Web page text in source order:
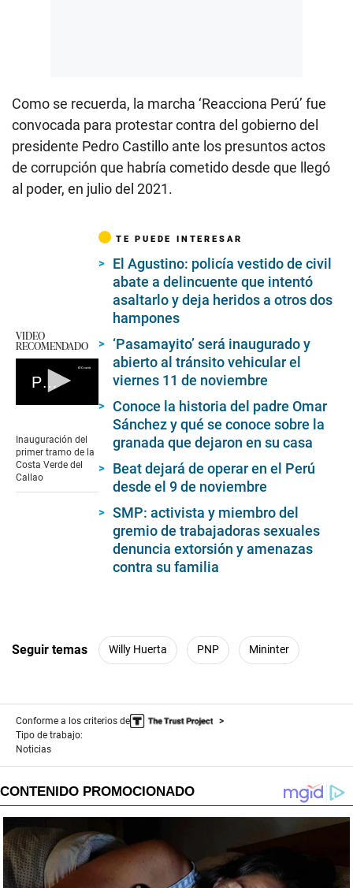
Como se recuerda, la marcha ‘Reacciona Perú’ fue
convocada para protestar contra del gobierno del
presidente Pedro Castillo ante los presuntos actos
de corrupción que habría cometido desde que llegó
al poder, en julio del 2021.
VIDEO
RECOMENDADO
Primer Tramo De La Costa Verde Callao
of
0
seconds
Inauguración del
primer tramo de la
Costa Verde del
Callao
TE PUEDE INTERESAR
El Agustino: policía vestido de civil
abate a delincuente que intentó
asaltarlo y deja heridos a otros dos
hampones
‘Pasamayito’ será inaugurado y
abierto al tránsito vehicular el
viernes 11 de noviembre
Conoce la historia del padre Omar
Sánchez y qué se conoce sobre la
granada que dejaron en su casa
Beat dejará de operar en el Perú
desde el 9 de noviembre
SMP: activista y miembro del
gremio de trabajadoras sexuales
denuncia extorsión y amenazas
contra su familia
Seguir temas Willy Huerta PNP Mininter
Conforme a los criterios de
Tipo de trabajo:
Noticias